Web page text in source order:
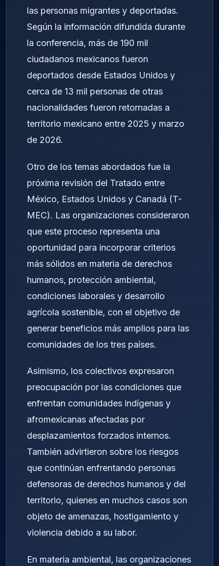
las personas migrantes y deportadas.
Según la información difundida durante
la conferencia, más de 190 mil
ciudadanos mexicanos fueron
deportados desde Estados Unidos y
cerca de 13 mil personas de otras
nacionalidades fueron retornadas a
territorio mexicano entre 2025 y marzo
de 2026.
Otro de los temas abordados fue la
próxima revisión del Tratado entre
México, Estados Unidos y Canadá (T-
MEC). Las organizaciones consideraron
que este proceso representa una
oportunidad para incorporar criterios
más sólidos en materia de derechos
humanos, protección ambiental,
condiciones laborales y desarrollo
agrícola sostenible, con el objetivo de
generar beneficios más amplios para las
comunidades de los tres países.
Asimismo, los colectivos expresaron
preocupación por las condiciones que
enfrentan comunidades indígenas y
afromexicanas afectadas por
desplazamientos forzados internos.
También advirtieron sobre los riesgos
que continúan enfrentando personas
defensoras de derechos humanos y del
territorio, quienes en muchos casos son
objeto de amenazas, hostigamiento y
violencia debido a su labor.
En materia ambiental, las organizaciones